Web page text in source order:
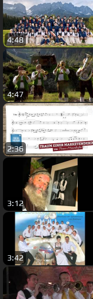
4:48
4:47
2:36
3:12
3:42